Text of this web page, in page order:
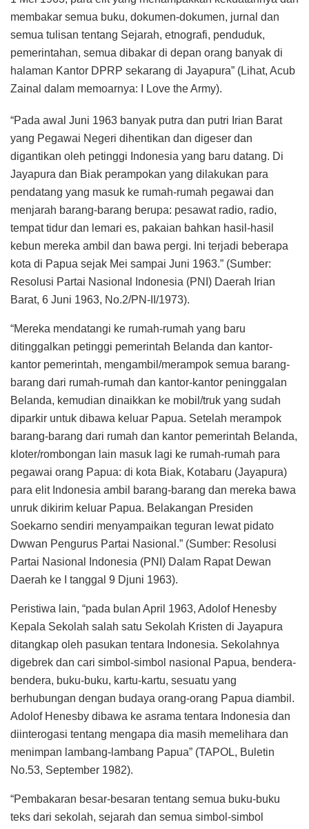
membakar semua buku, dokumen-dokumen, jurnal dan
semua tulisan tentang Sejarah, etnografi, penduduk,
pemerintahan, semua dibakar di depan orang banyak di
halaman Kantor DPRP sekarang di Jayapura” (Lihat, Acub
Zainal dalam memoarnya: I Love the Army).
“Pada awal Juni 1963 banyak putra dan putri Irian Barat
yang Pegawai Negeri dihentikan dan digeser dan
digantikan oleh petinggi Indonesia yang baru datang. Di
Jayapura dan Biak perampokan yang dilakukan para
pendatang yang masuk ke rumah-rumah pegawai dan
menjarah barang-barang berupa: pesawat radio, radio,
tempat tidur dan lemari es, pakaian bahkan hasil-hasil
kebun mereka ambil dan bawa pergi. Ini terjadi beberapa
kota di Papua sejak Mei sampai Juni 1963.” (Sumber:
Resolusi Partai Nasional Indonesia (PNI) Daerah Irian
Barat, 6 Juni 1963, No.2/PN-II/1973).
“Mereka mendatangi ke rumah-rumah yang baru
ditinggalkan petinggi pemerintah Belanda dan kantor-
kantor pemerintah, mengambil/merampok semua barang-
barang dari rumah-rumah dan kantor-kantor peninggalan
Belanda, kemudian dinaikkan ke mobil/truk yang sudah
diparkir untuk dibawa keluar Papua. Setelah merampok
barang-barang dari rumah dan kantor pemerintah Belanda,
kloter/rombongan lain masuk lagi ke rumah-rumah para
pegawai orang Papua: di kota Biak, Kotabaru (Jayapura)
para elit Indonesia ambil barang-barang dan mereka bawa
unruk dikirim keluar Papua. Belakangan Presiden
Soekarno sendiri menyampaikan teguran lewat pidato
Dwwan Pengurus Partai Nasional.” (Sumber: Resolusi
Partai Nasional Indonesia (PNI) Dalam Rapat Dewan
Daerah ke I tanggal 9 Djuni 1963).
Peristiwa lain, “pada bulan April 1963, Adolof Henesby
Kepala Sekolah salah satu Sekolah Kristen di Jayapura
ditangkap oleh pasukan tentara Indonesia. Sekolahnya
digebrek dan cari simbol-simbol nasional Papua, bendera-
bendera, buku-buku, kartu-kartu, sesuatu yang
berhubungan dengan budaya orang-orang Papua diambil.
Adolof Henesby dibawa ke asrama tentara Indonesia dan
diinterogasi tentang mengapa dia masih memelihara dan
menimpan lambang-lambang Papua” (TAPOL, Buletin
No.53, September 1982).
“Pembakaran besar-besaran tentang semua buku-buku
teks dari sekolah, sejarah dan semua simbol-simbol